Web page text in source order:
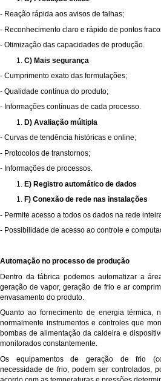
- Reação rápida aos avisos de falhas;
- Reconhecimento claro e rápido de pontos
- Otimização das capacidades de produção.
C) Mais segurança
- Cumprimento exato das formulações;
- Qualidade contínua do produto;
- Informações contínuas de cada processo.
D) Avaliação múltipla
- Curvas de tendência históricas e online;
- Protocolos de transtornos;
- Informações de processos.
E) Registro automático de dados
F) Conexão de rede nas instalações
- Permite acesso a todos os dados na rede
- Possibilidade de acesso ao controle e
Automação no processo de produção
Dentro da fábrica podemos automatizar a
geração de vapor, geração de frio e ar
envasamento do produto.
Quanto ao fornecimento de energia térmica,
normalmente instrumentos e controles que
bombas de alimentação da caldeira e
monitorados constantemente.
Os equipamentos de geração de frio
necessidade de frio, podem ser controlados,